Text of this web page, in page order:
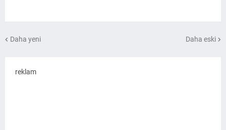
Daha yeni Daha eski
reklam